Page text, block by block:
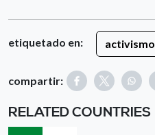
etiquetado en: activismo
compartir:
RELATED COUNTRIES